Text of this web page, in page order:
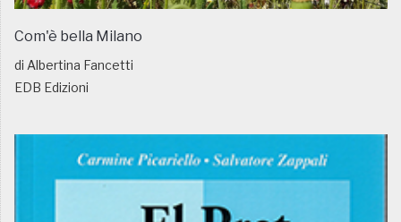
Com'è bella Milano
di Albertina Fancetti
EDB Edizioni